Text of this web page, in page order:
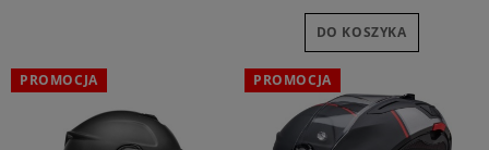
DO KOSZYKA
PROMOCJA PROMOCJA